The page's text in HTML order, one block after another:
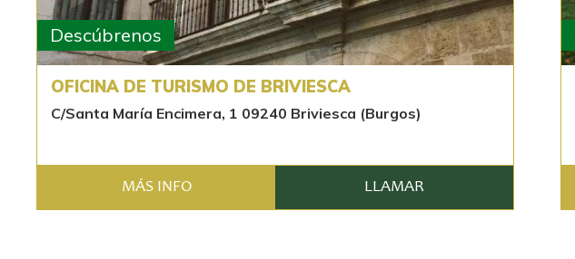
Descúbrenos
OFICINA DE TURISMO DE BRIVIESCA
C/Santa María Encimera, 1 09240 Briviesca (Burgos)
MÁS INFO LLAMAR